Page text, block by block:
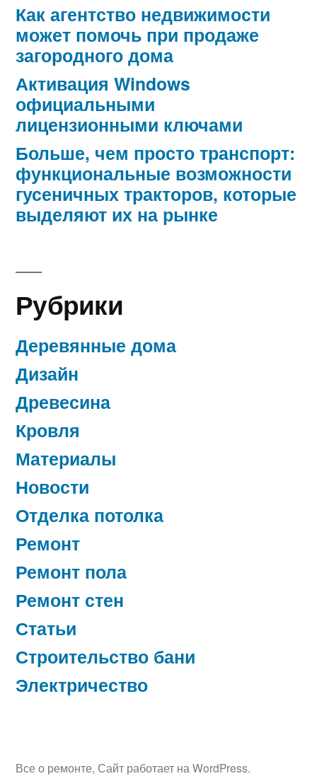
Как агентство недвижимости
может помочь при продаже
загородного дома
Активация Windows
официальными
лицензионными ключами
Больше, чем просто транспорт:
функциональные возможности
гусеничных тракторов, которые
выделяют их на рынке
Рубрики
Деревянные дома
Дизайн
Древесина
Кровля
Материалы
Новости
Отделка потолка
Ремонт
Ремонт пола
Ремонт стен
Статьи
Строительство бани
Электричество
Все о ремонте, Сайт работает на WordPress.